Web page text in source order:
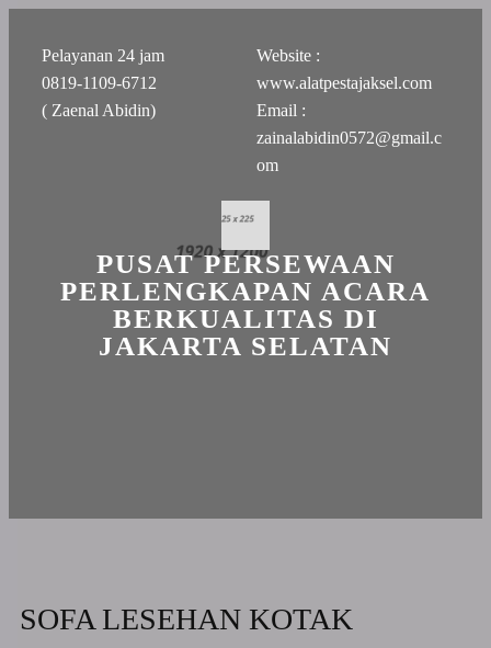
Pelayanan 24 jam
0819-1109-6712
( Zaenal Abidin)
Website :
www.alatpestajaksel.com
Email :
zainalabidin0572@gmail.c
om
PUSAT PERSEWAAN
PERLENGKAPAN ACARA
BERKUALITAS DI
JAKARTA SELATAN
SOFA LESEHAN KOTAK